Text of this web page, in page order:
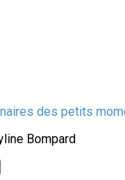
des petits
Bompard